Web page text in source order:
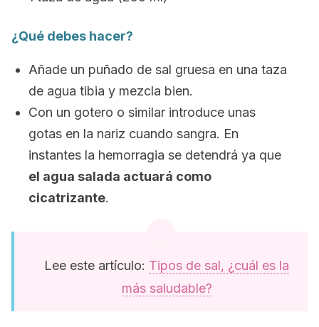
¿Qué debes hacer?
Añade un puñado de sal gruesa en una taza
de agua tibia y mezcla bien.
Con un gotero o similar introduce unas
gotas en la nariz cuando sangra. En
instantes la hemorragia se detendrá ya que
el agua salada actuará como
cicatrizante.
Lee este artículo: Tipos de sal, ¿cuál es la
más saludable?